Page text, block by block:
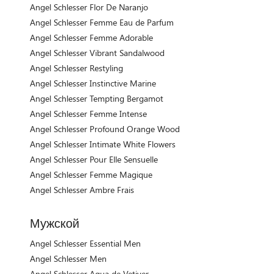
Angel Schlesser Flor De Naranjo
Angel Schlesser Femme Eau de Parfum
Angel Schlesser Femme Adorable
Angel Schlesser Vibrant Sandalwood
Angel Schlesser Restyling
Angel Schlesser Instinctive Marine
Angel Schlesser Tempting Bergamot
Angel Schlesser Femme Intense
Angel Schlesser Profound Orange Wood
Angel Schlesser Intimate White Flowers
Angel Schlesser Pour Elle Sensuelle
Angel Schlesser Femme Magique
Angel Schlesser Ambre Frais
Мужской
Angel Schlesser Essential Men
Angel Schlesser Men